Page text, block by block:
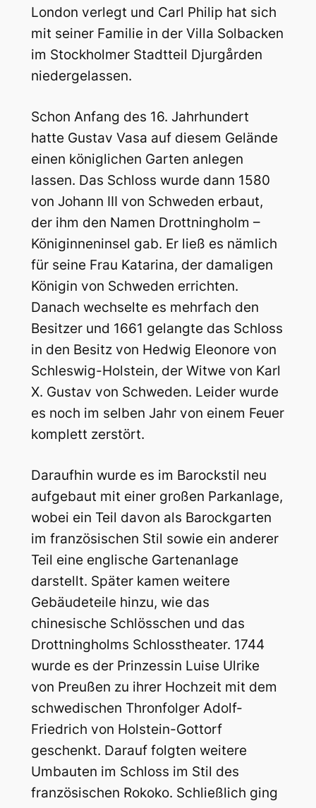
London verlegt und Carl Philip hat sich
mit seiner Familie in der Villa Solbacken
im Stockholmer Stadtteil Djurgården
niedergelassen.
Schon Anfang des 16. Jahrhundert
hatte Gustav Vasa auf diesem Gelände
einen königlichen Garten anlegen
lassen. Das Schloss wurde dann 1580
von Johann III von Schweden erbaut,
der ihm den Namen Drottningholm –
Königinneninsel gab. Er ließ es nämlich
für seine Frau Katarina, der damaligen
Königin von Schweden errichten.
Danach wechselte es mehrfach den
Besitzer und 1661 gelangte das Schloss
in den Besitz von Hedwig Eleonore von
Schleswig-Holstein, der Witwe von Karl
X. Gustav von Schweden. Leider wurde
es noch im selben Jahr von einem Feuer
komplett zerstört.
Daraufhin wurde es im Barockstil neu
aufgebaut mit einer großen Parkanlage,
wobei ein Teil davon als Barockgarten
im französischen Stil sowie ein anderer
Teil eine englische Gartenanlage
darstellt. Später kamen weitere
Gebäudeteile hinzu, wie das
chinesische Schlösschen und das
Drottningholms Schlosstheater. 1744
wurde es der Prinzessin Luise Ulrike
von Preußen zu ihrer Hochzeit mit dem
schwedischen Thronfolger Adolf-
Friedrich von Holstein-Gottorf
geschenkt. Darauf folgten weitere
Umbauten im Schloss im Stil des
französischen Rokoko. Schließlich ging